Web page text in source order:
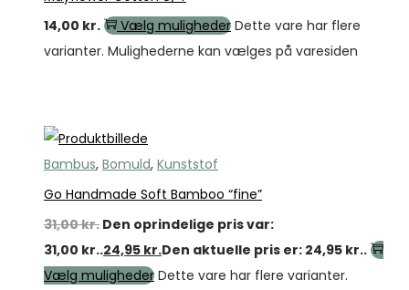
14,00 kr. Vælg muligheder Dette vare har flere
varianter. Mulighederne kan vælges på varesiden
Bambus, Bomuld, Kunststof
Go Handmade Soft Bamboo “fine”
31,00kr. Den oprindelige pris var:
31,00 kr..24,95 kr.Den aktuelle pris er: 24,95 kr..
Vælg muligheder Dette vare har flere varianter.